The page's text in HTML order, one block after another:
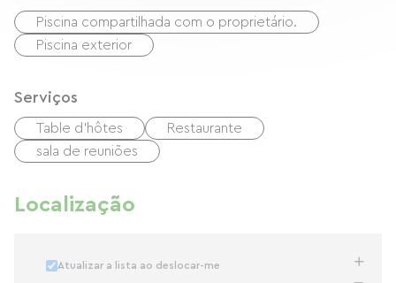
Piscina compartilhada com o proprietário.
Piscina exterior
Serviços
Table d'hôtes
Restaurante
sala de reuniões
Localização
Atualizar a lista ao deslocar-me